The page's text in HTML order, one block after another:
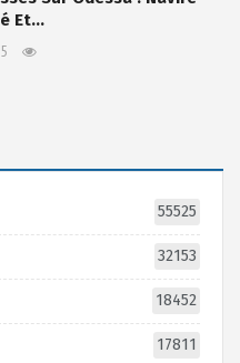
Et…
55525
32153
18452
17811